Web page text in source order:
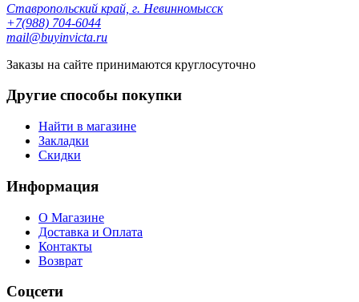
Ставропольский край, г. Невинномысск
+7(988) 704-6044
mail@buyinvicta.ru
Заказы на сайте принимаются круглосуточно
Другие способы покупки
Найти в магазине
Закладки
Скидки
Информация
О Магазине
Доставка и Оплата
Контакты
Возврат
Соцсети